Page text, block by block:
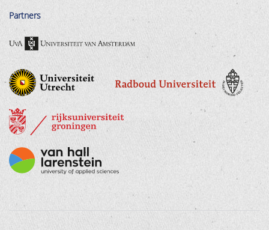
Partners